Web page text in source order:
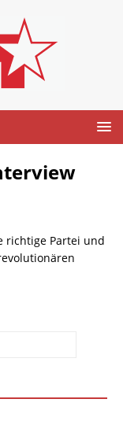
richtige Partei und